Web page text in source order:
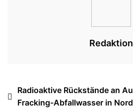
Redaktion
Beitragsnavigation
Radioaktive Rückstände an
Fracking-Abfallwasser in